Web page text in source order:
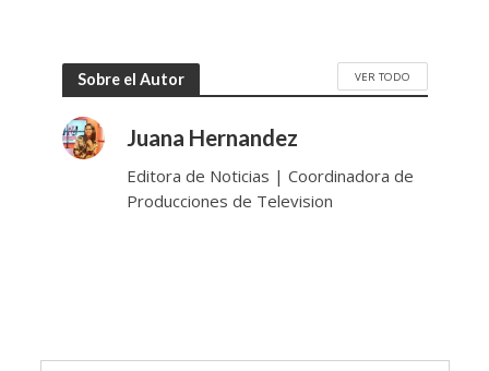
Sobre el Autor VER TODO
Juana Hernandez
Editora de Noticias | Coordinadora de
Producciones de Television